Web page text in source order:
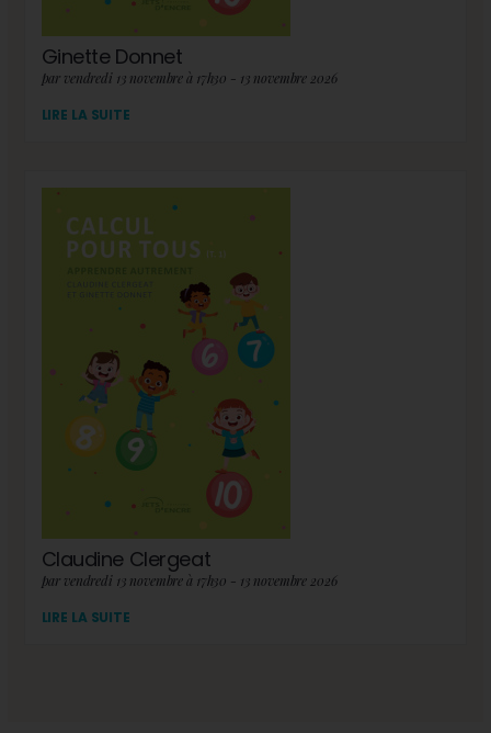
Ginette Donnet
par vendredi 13 novembre à 17h30 - 13 novembre 2026
LIRE LA SUITE
Claudine Clergeat
par vendredi 13 novembre à 17h30 - 13 novembre 2026
LIRE LA SUITE